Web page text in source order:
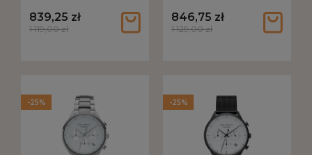
839,25 zł
1 119,00 zł
846,75 zł
1 129,00 zł
-25% -25%